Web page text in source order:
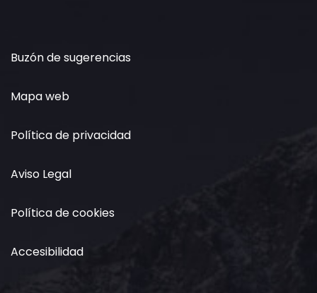
Buzón de sugerencias
Mapa web
Política de privacidad
Aviso Legal
Política de cookies
Accesibilidad